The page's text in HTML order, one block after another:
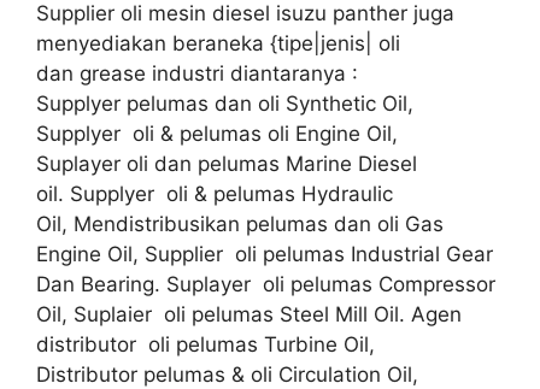
Supplier oli mesin diesel isuzu panther juga
menyediakan beraneka {tipe|jenis| oli
dan grease industri diantaranya :
Supplyer pelumas dan oli Synthetic Oil,
Supplyer oli & pelumas oli Engine Oil,
Suplayer oli dan pelumas Marine Diesel
oil. Supplyer oli & pelumas Hydraulic
Oil, Mendistribusikan pelumas dan oli Gas
Engine Oil, Supplier oli pelumas Industrial Gear
Dan Bearing. Suplayer oli pelumas Compressor
Oil, Suplaier oli pelumas Steel Mill Oil. Agen
distributor oli pelumas Turbine Oil,
Distributor pelumas & oli Circulation Oil,